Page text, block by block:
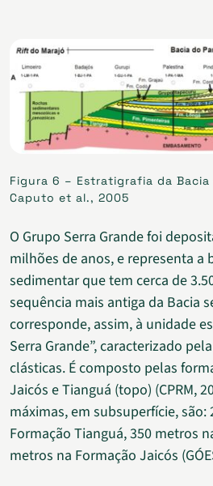
Figura 6 – Estratigrafia da
Caputo et al., 2005
O Grupo Serra Grande foi
milhões de anos, e representa a
sedimentar que tem cerca de
sequência mais antiga da Bacia
corresponde, assim, à unidade
Serra Grande”, caracterizado
clásticas. É composto pelas
Jaicós e Tianguá (topo) (CPRM,
máximas, em subsuperfície, são:
Formação Tianguá, 350 metros
metros na Formação Jaicós